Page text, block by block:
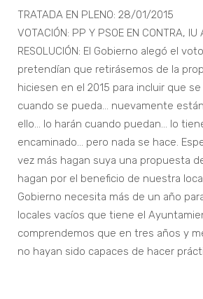
TRATADA EN PLENO: 28/01/2015
VOTACIÓN: PP Y PSOE EN CONTRA, IU
RESOLUCIÓN: El Gobierno alegó el
pretendían que retirásemos de la
hiciesen en el 2015 para incluir que
cuando se pueda… nuevamente
ello… lo harán cuando puedan… lo
encaminado… pero nada se hace.
vez más hagan suya una propuesta
hagan por el beneficio de nuestra
Gobierno necesita más de un año
locales vacíos que tiene el
comprendemos que en tres años y
no hayan sido capaces de hacer